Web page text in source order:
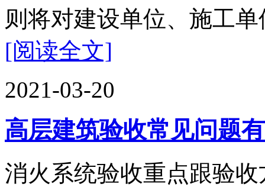
则将对建设单位、施工
[阅读全文]
2021-03-20
高层建筑验收常见问题
消火系统验收重点跟验